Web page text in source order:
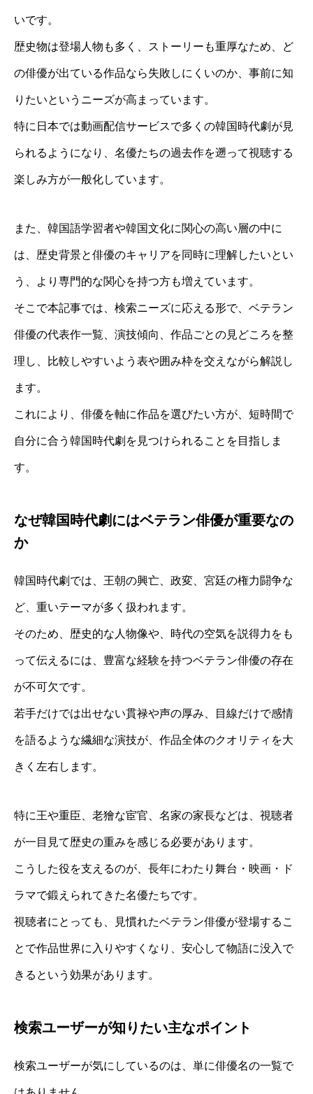
いです。
歴史物は登場人物も多く、ストーリーも重厚なため、ど
の俳優が出ている作品なら失敗しにくいのか、事前に知
りたいというニーズが高まっています。
特に日本では動画配信サービスで多くの韓国時代劇が見
られるようになり、名優たちの過去作を遡って視聴する
楽しみ方が一般化しています。
また、韓国語学習者や韓国文化に関心の高い層の中に
は、歴史背景と俳優のキャリアを同時に理解したいとい
う、より専門的な関心を持つ方も増えています。
そこで本記事では、検索ニーズに応える形で、ベテラン
俳優の代表作一覧、演技傾向、作品ごとの見どころを整
理し、比較しやすいよう表や囲み枠を交えながら解説し
ます。
これにより、俳優を軸に作品を選びたい方が、短時間で
自分に合う韓国時代劇を見つけられることを目指しま
す。
なぜ韓国時代劇にはベテラン俳優が重要なの
か
韓国時代劇では、王朝の興亡、政変、宮廷の権力闘争な
ど、重いテーマが多く扱われます。
そのため、歴史的な人物像や、時代の空気を説得力をも
って伝えるには、豊富な経験を持つベテラン俳優の存在
が不可欠です。
若手だけでは出せない貫禄や声の厚み、目線だけで感情
を語るような繊細な演技が、作品全体のクオリティを大
きく左右します。
特に王や重臣、老獪な宦官、名家の家長などは、視聴者
が一目見て歴史の重みを感じる必要があります。
こうした役を支えるのが、長年にわたり舞台・映画・ド
ラマで鍛えられてきた名優たちです。
視聴者にとっても、見慣れたベテラン俳優が登場するこ
とで作品世界に入りやすくなり、安心して物語に没入で
きるという効果があります。
検索ユーザーが知りたい主なポイント
検索ユーザーが気にしているのは、単に俳優名の一覧で